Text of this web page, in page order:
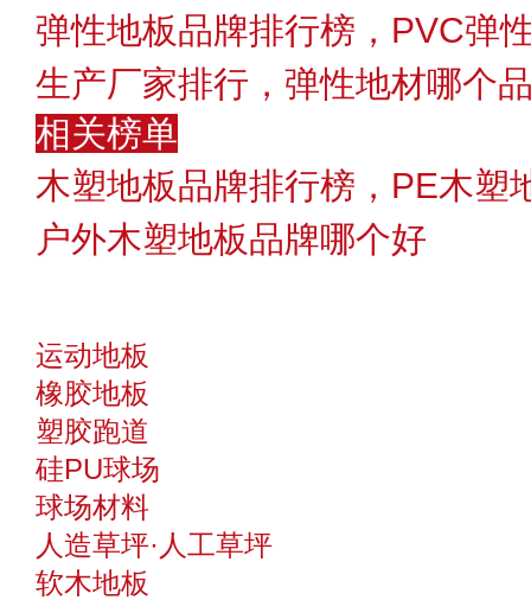
弹性地板品牌排行榜，PVC弹
生产厂家排行，弹性地材哪个
相关榜单
木塑地板品牌排行榜，PE木塑
户外木塑地板品牌哪个好
运动地板
橡胶地板
塑胶跑道
硅PU球场
球场材料
人造草坪·人工草坪
软木地板